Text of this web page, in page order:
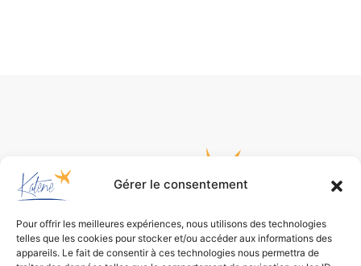
Gérer le consentement
Pour offrir les meilleures expériences, nous utilisons des technologies
telles que les cookies pour stocker et/ou accéder aux informations des
appareils. Le fait de consentir à ces technologies nous permettra de